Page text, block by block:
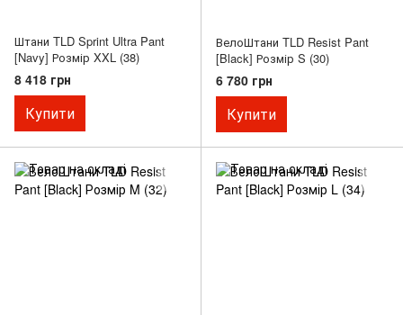
Штани TLD Sprint Ultra Pant
[Navy] Розмір XXL (38)
8 418 грн
Купити
ВелоШтани TLD Resist Pant
[Black] Розмір S (30)
6 780 грн
Купити